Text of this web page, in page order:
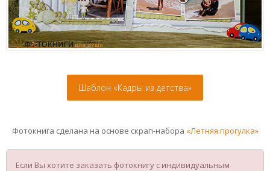
Шаблон «Кадры из детства»
Фотокнига сделана на основе скрап-набора «Летняя прогулка»
Если Вы хотите заказать фотокнигу с индивидуальным